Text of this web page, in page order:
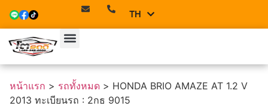
TH
EN
หน้าแรก > รถทั้งหมด > HONDA BRIO AMAZE AT 1.2 V
2013 ทะเบียนรถ : 2กธ 9015